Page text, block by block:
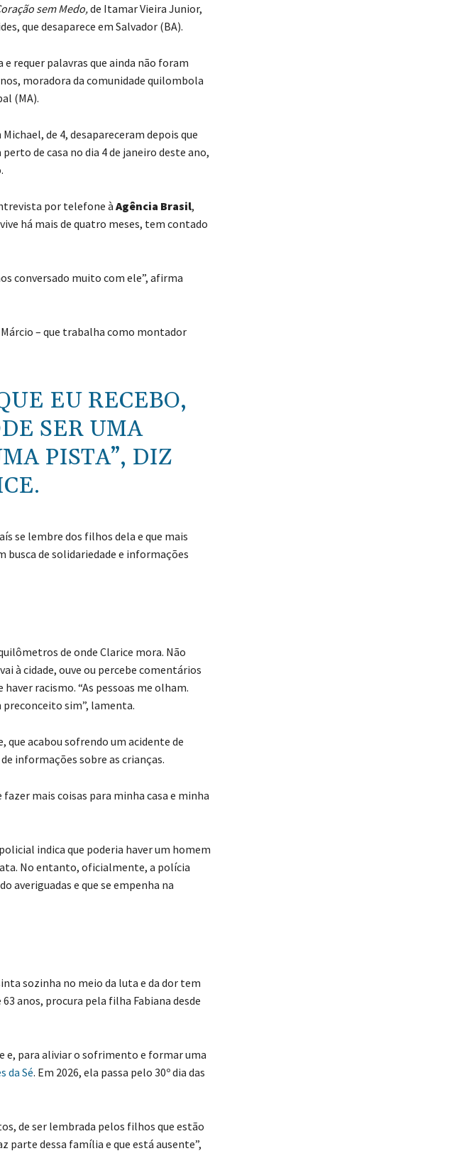
sem Medo,de Itamar Vieira Junior,
que desaparece em Salvador (BA).
requer palavras que ainda não foram
moradora da comunidade quilombola
(MA).
de 4, desapareceram depois que
de casa no dia 4 de janeiro deste ano,
por telefone à Agência Brasil,
há mais de quatro meses, tem contado
conversado muito com ele”, afirma
– que trabalha como montador
EU RECEBO,
SER UMA
PISTA”, DIZ
se lembre dos filhos dela e que mais
busca de solidariedade e informações
de onde Clarice mora. Não
à cidade, ouve ou percebe comentários
racismo. “As pessoas me olham.
sim”, lamenta.
que acabou sofrendo um acidente de
informações sobre as crianças.
mais coisas para minha casa e minha
indica que poderia haver um homem
No entanto, oficialmente, a polícia
averiguadas e que se empenha na
sozinha no meio da luta e da dor tem
anos, procura pela filha Fabiana desde
e, para aliviar o sofrimento e formar uma
da Sé. Em 2026, ela passa pelo 30º dia das
de ser lembrada pelos filhos que estão
parte dessa família e que está ausente”,